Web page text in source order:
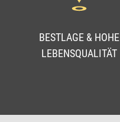
BESTLAGE & HOHE
LEBENSQUALITÄT